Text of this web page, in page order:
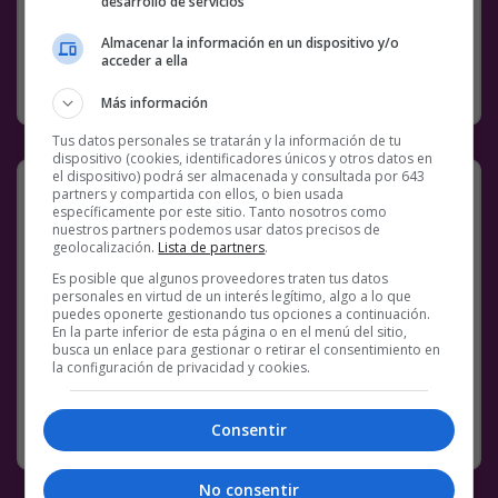
Master of naming
tammylidon
Facebook
Twitter
WhatsApp
Gmail
Meneame
Copy
Link
NAMING
RANDOM 17 DICIEMBRE, 2022
Almacenar la información en un dispositivo y/o
acceder a ella
Más información
Tus datos personales se tratarán y la información de tu
dispositivo (cookies, identificadores únicos y otros datos en
el dispositivo) podrá ser almacenada y consultada por 643
partners y compartida con ellos, o bien usada
específicamente por este sitio. Tanto nosotros como
nuestros partners podemos usar datos precisos de
geolocalización. Lista de partners.
Es posible que algunos proveedores traten tus datos
personales en virtud de un interés legítimo, algo a lo que
puedes oponerte gestionando tus opciones a continuación.
En la parte inferior de esta página o en el menú del sitio,
busca un enlace para gestionar o retirar el consentimiento en
la configuración de privacidad y cookies.
Consentir
No consentir